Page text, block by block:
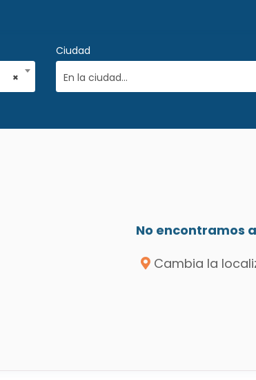
×
Ciudad
En la ciudad...
No encontramos
Cambia la